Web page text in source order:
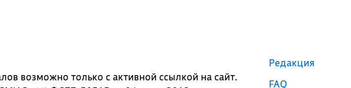
возможно только с активной ссылкой на сайт.
Редакция
FAQ